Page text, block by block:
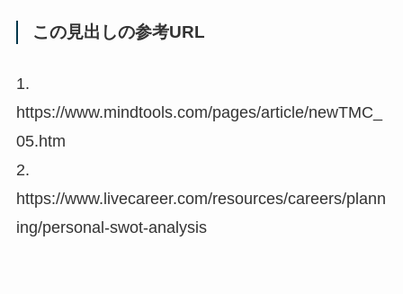
この見出しの参考URL
1.
https://www.mindtools.com/pages/article/newTMC_
05.htm
2.
https://www.livecareer.com/resources/careers/plann
ing/personal-swot-analysis